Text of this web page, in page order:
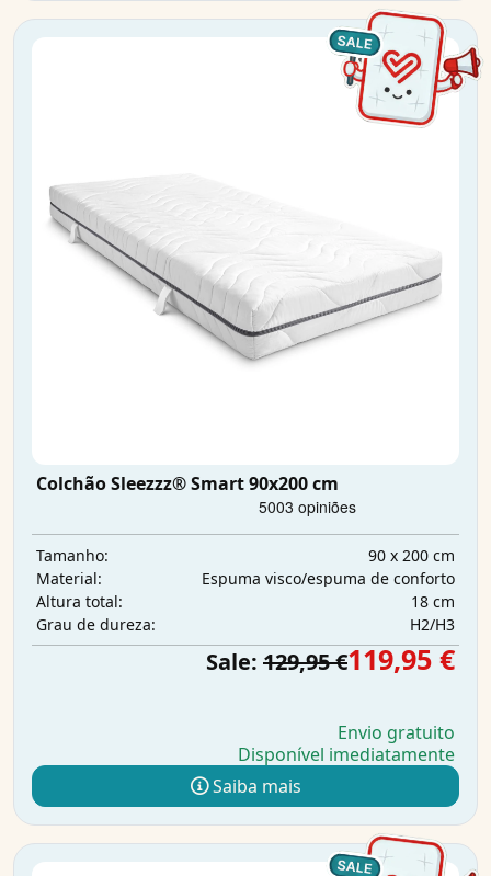
Colchão Sleezzz® Smart 90x200 cm
Tamanho:
90 x 200 cm
Material:
Espuma visco/espuma de conforto
Altura total:
18 cm
Grau de dureza:
H2/H3
Sale: 129,95 €119,95 €
Envio gratuito
Disponível imediatamente
Saiba mais